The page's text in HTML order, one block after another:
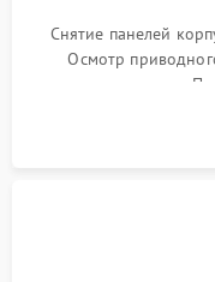
Снятие панелей
Осмотр
амортизаторов.
крестовины на